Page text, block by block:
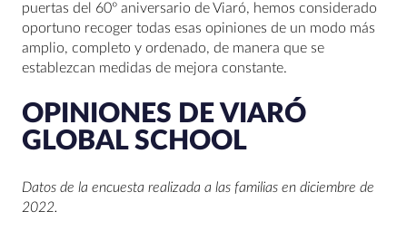
puertas del 60º aniversario de Viaró, hemos considerado
oportuno recoger todas esas opiniones de un modo más
amplio, completo y ordenado, de manera que se
establezcan medidas de mejora constante.
OPINIONES DE VIARÓ
GLOBAL SCHOOL
Datos de la encuesta realizada a las familias en diciembre de
2022.